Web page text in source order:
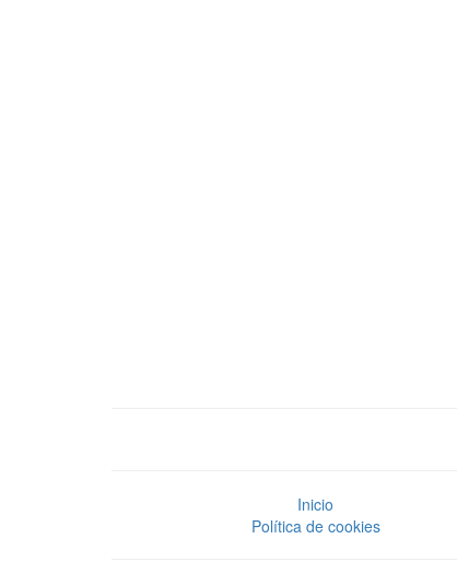
Inicio
Política de cookies